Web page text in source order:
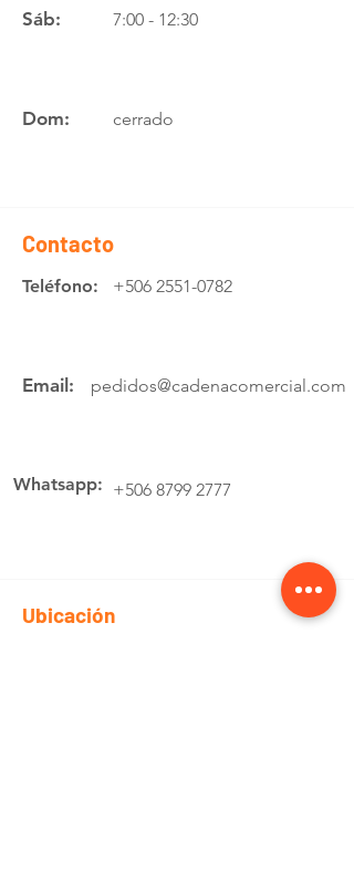
Sáb: 7:00 - 12:30
Dom: cerrado
Contacto
Teléfono: +506 2551-0782
Email: pedidos@cadenacomercial.com
Whatsapp: +506 8799 2777
Ubicación